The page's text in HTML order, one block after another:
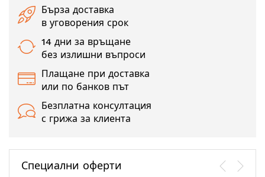
Бърза доставка
в уговорения срок
14 дни за връщане
без излишни въпроси
Плащане при доставка
или по банков път
Безплатна консултация
с грижа за клиента
Специални оферти